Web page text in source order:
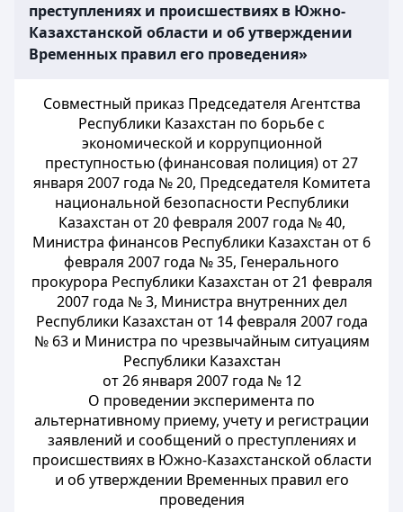
преступлениях и происшествиях в Южно-
Казахстанской области и об утверждении
Временных правил его проведения»
Совместный приказ Председателя Агентства
Республики Казахстан по борьбе с
экономической и коррупционной
преступностью (финансовая полиция) от 27
января 2007 года № 20, Председателя Комитета
национальной безопасности Республики
Казахстан от 20 февраля 2007 года № 40,
Министра финансов Республики Казахстан от 6
февраля 2007 года № 35, Генерального
прокурора Республики Казахстан от 21 февраля
2007 года № 3, Министра внутренних дел
Республики Казахстан от 14 февраля 2007 года
№ 63 и Министра по чрезвычайным ситуациям
Республики Казахстан
от 26 января 2007 года № 12
О проведении эксперимента по
альтернативному приему, учету и регистрации
заявлений и сообщений о преступлениях и
происшествиях в Южно-Казахстанской области
и об утверждении Временных правил его
проведения